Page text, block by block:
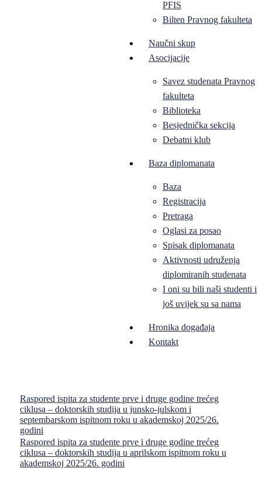
PFIS
Bilten Pravnog fakulteta
Naučni skup
Asocijacije
Savez studenata Pravnog
fakulteta
Biblioteka
Besjednička sekcija
Debatni klub
Baza diplomanata
Baza
Registracija
Pretraga
Oglasi za posao
Spisak diplomanata
Aktivnosti udruženja
diplomiranih studenata
I oni su bili naši studenti i
još uvijek su sa nama
Hronika događaja
Kontakt
Raspored ispita za studente prve i druge godine trećeg
ciklusa – doktorskih studija u junsko-julskom i
septembarskom ispitnom roku u akademskoj 2025/26.
godini
Raspored ispita za studente prve i druge godine trećeg
ciklusa – doktorskih studija u aprilskom ispitnom roku u
akademskoj 2025/26. godini